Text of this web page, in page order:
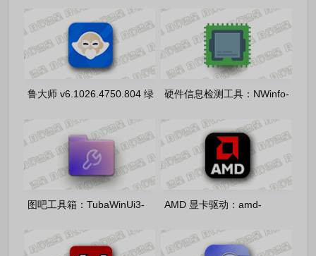
鲁大师 v6.1026.4750.804 绿
硬件信息检测工具：NWinfo-
图吧工具箱：TubaWinUi3-
AMD 显卡驱动：amd-
26.7.1官方正式版